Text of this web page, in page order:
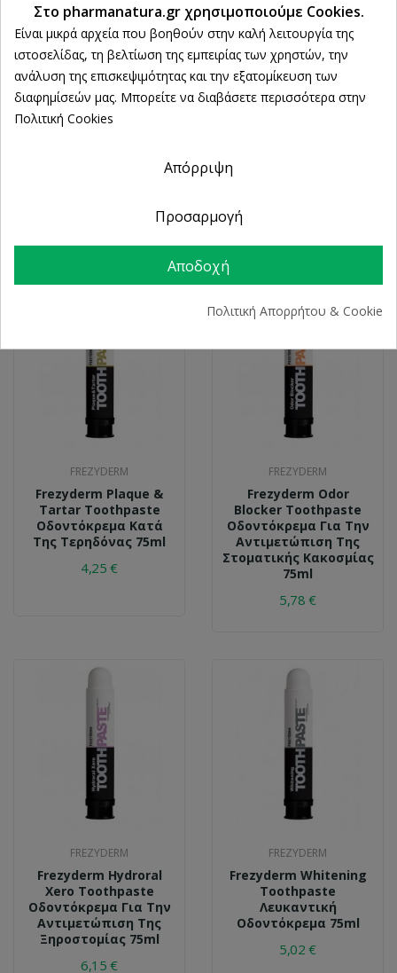
FREZYDERM
Frezyderm Sensitive
FREZYDERM
FREZYDERM
Frezyderm Plaque &
Tartar Toothpaste
Οδοντόκρεμα Κατά
Της Τερηδόνας 75ml
4,25 €
FREZYDERM
Frezyderm Odor
Blocker Toothpaste
Οδοντόκρεμα Για Την
Αντιμετώπιση Της
Στοματικής Κακοσμίας
75ml
5,78 €
FREZYDERM
Frezyderm Hydroral
Xero Toothpaste
Οδοντόκρεμα Για Την
Αντιμετώπιση Της
Ξηροστομίας 75ml
6,15 €
FREZYDERM
Frezyderm Whitening
Toothpaste
Λευκαντική
Οδοντόκρεμα 75ml
5,02 €
Στο pharmanatura.gr χρησιμοποιούμε Cookies.
Είναι μικρά αρχεία που βοηθούν στην καλή λειτουργία της
ιστοσελίδας, τη βελτίωση της εμπειρίας των χρηστών, την
ανάλυση της επισκεψιμότητας και την εξατομίκευση των
διαφημίσεών μας. Μπορείτε να διαβάσετε περισσότερα στην
Πολιτική Cookies
Απόρριψη
Προσαρμογή
Αποδοχή
Πολιτική Απορρήτου & Cookie